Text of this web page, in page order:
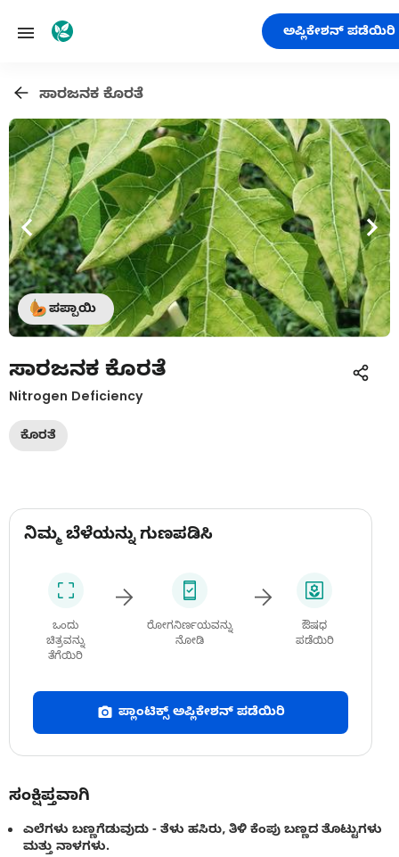
ಅಪ್ಲಿಕೇಶನ್ ಪಡೆಯಿರಿ
ಸಾರಜನಕ ಕೊರತೆ
ಪಪ್ಪಾಯಿ
ಸಾರಜನಕ ಕೊರತೆ
Nitrogen Deficiency
ಕೊರತೆ
ನಿಮ್ಮ ಬೆಳೆಯನ್ನು ಗುಣಪಡಿಸಿ
ಒಂದು
ಚಿತ್ರವನ್ನು
ತೆಗೆಯಿರಿ
ರೋಗನಿರ್ಣಯವನ್ನು
ನೋಡಿ
ಔಷಧ
ಪಡೆಯಿರಿ
ಪ್ಲಾಂಟಿಕ್ಸ್ ಅಪ್ಲಿಕೇಶನ್ ಪಡೆಯಿರಿ
ಸಂಕ್ಷಿಪ್ತವಾಗಿ
ಎಲೆಗಳು ಬಣ್ಣಗೆಡುವುದು - ತೆಳು ಹಸಿರು, ತಿಳಿ ಕೆಂಪು ಬಣ್ಣದ ತೊಟ್ಟುಗಳು
ಮತ್ತು ನಾಳಗಳು.